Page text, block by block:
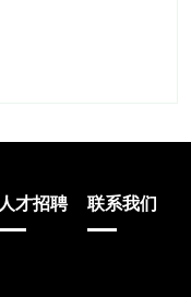
人才招聘 联系我们